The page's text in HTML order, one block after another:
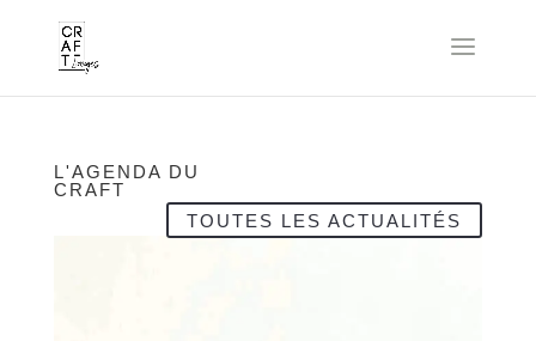
L'AGENDA DU
CRAFT
TOUTES LES ACTUALITÉS